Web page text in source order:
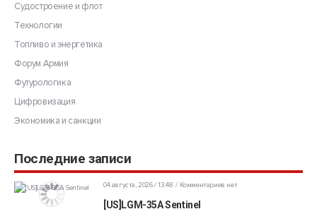
Судостроение и флот
Технологии
Топливо и энергетика
Форум Армия
Футурологика
Цифровизация
Экономика и санкции
Последние записи
04 августа, 2026 / 13:48 Комментариев нет
[US]LGM-35A Sentinel